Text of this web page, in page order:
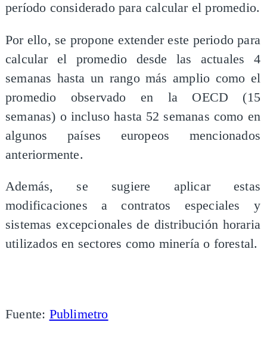
período considerado para calcular el promedio.
Por ello, se propone extender este periodo para
calcular el promedio desde las actuales 4
semanas hasta un rango más amplio como el
promedio observado en la OECD (15
semanas) o incluso hasta 52 semanas como en
algunos países europeos mencionados
anteriormente.
Además, se sugiere aplicar estas
modificaciones a contratos especiales y
sistemas excepcionales de distribución horaria
utilizados en sectores como minería o forestal.
Fuente: Publimetro